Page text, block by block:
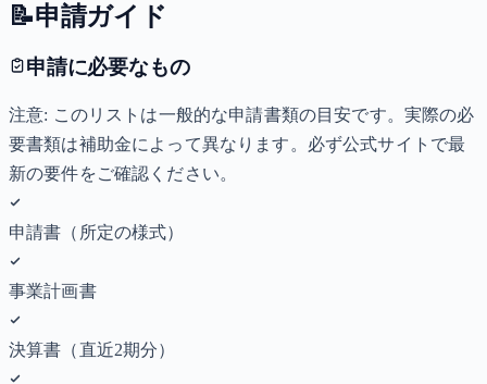
📝申請ガイド
申請に必要なもの
注意: このリストは一般的な申請書類の目安です。実際の必
要書類は補助金によって異なります。必ず公式サイトで最
新の要件をご確認ください。
申請書（所定の様式）
事業計画書
決算書（直近2期分）